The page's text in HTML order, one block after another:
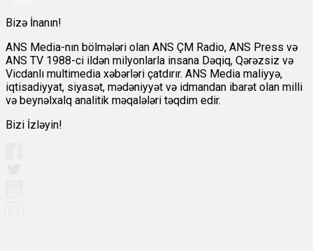
Bizə İnanın!
ANS Media-nın bölmələri olan ANS ÇM Radio, ANS Press və
ANS TV 1988-ci ildən milyonlarla insana Dəqiq, Qərəzsiz və
Vicdanlı multimedia xəbərləri çatdırır. ANS Media maliyyə,
iqtisadiyyat, siyasət, mədəniyyət və idmandan ibarət olan milli
və beynəlxalq analitik məqalələri təqdim edir.
Bizi İzləyin!